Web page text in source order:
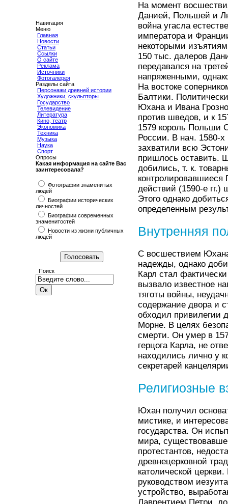
Навигация
Меню
Главная
Новости
Статьи
Ссылки
О сайте
Реклама
Источники
Фотогалерея
Разделы сайта
Персонажи древней истории
Художники, скульпторы
Государство
Телевидение
Литература
Кино, театр
Экономика
Техника
Музыка
Наука
Спорт
Опросы
Какая информация на сайте Вас
заинтересовала?
Фотографии знаменитых
людей
Биографии исторических
личностей
Биографии современных
знаменитостей
Новости из жизни публичных
людей
Поиск
На момент
Данией, Польшей и
война угасла
императора и
некоторыми
150 тыс. далеров
передавался на
напряженными,
На востоке
Балтики.
Юхана и Ивана
против шведов, и к
1579 король Польши
России. В нач. 1580-
захватили всю
пришлось оставить.
добились, т. к.
действий (1590-е
Этого однако
определенным
Внутренняя
С восшествием
надежды, однако
Карл стал
вызвало известное
тяготы войны,
содержание двора и
обходил привилегии
Морне. В целях
смерти. Он умер в
герцога Карла, не
находились лично у
секретарей
Религиозные
Юхан получил
мистике, и
государства. Он
мира,
протестантов,
древнецерковной
католической
руководством
устройство,